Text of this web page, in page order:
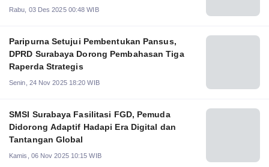
Rabu, 03 Des 2025 00:48 WIB
Paripurna Setujui Pembentukan Pansus,
DPRD Surabaya Dorong Pembahasan Tiga
Raperda Strategis
Senin, 24 Nov 2025 18:20 WIB
SMSI Surabaya Fasilitasi FGD, Pemuda
Didorong Adaptif Hadapi Era Digital dan
Tantangan Global
Kamis, 06 Nov 2025 10:15 WIB